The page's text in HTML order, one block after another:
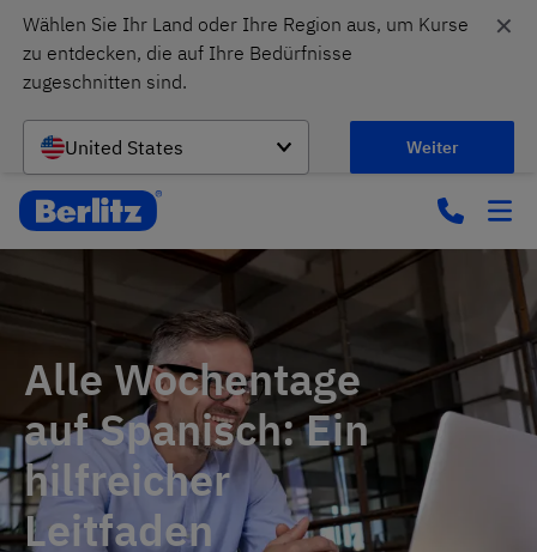
Wählen Sie Ihr Land oder Ihre Region aus, um Kurse
zu entdecken, die auf Ihre Bedürfnisse
zugeschnitten sind.
United States Weiter
✕
Alle Wochentage
auf Spanisch: Ein
hilfreicher
Leitfaden